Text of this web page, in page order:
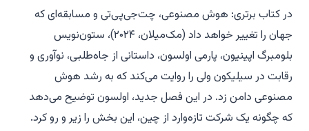
در کتاب برتری: هوش مصنوعی، چت‌جی‌پی‌تی و مسابقه‌ای که
جهان را تغییر خواهد داد(مک‌میلان، ۲۰۲۴)
، ستون‌نویس
بلومبرگ اپینیون، پارمی اولسون، داستانی از جاه‌طلبی، نوآوری و
رقابت در سیلیکون ولی را روایت می‌کند که به رشد هوش
مصنوعی دامن زد. در این فصل جدید، اولسون توضیح می‌دهد
که چگونه یک شرکت تازه‌وارد از چین، این بخش را زیر و رو کرد.